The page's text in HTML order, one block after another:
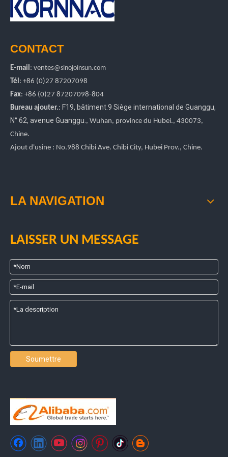
CONTACT
E-mail: ventes@sinojoinsun.com
Tél: +86 (0)27 87207098
Fax: +86 (0)27 87207098-804
Bureau ajouter.: F19, bâtiment.9 Siège international de Guanggu,
N° 62, avenue Guanggu., Wuhan, province du Hubei., 430073,
Chine.
Ajout d'usine : No.988 Chibi Ave. Chibi City, Hubei Prov., Chine.
LA NAVIGATION
LAISSER UN MESSAGE
Soumettre